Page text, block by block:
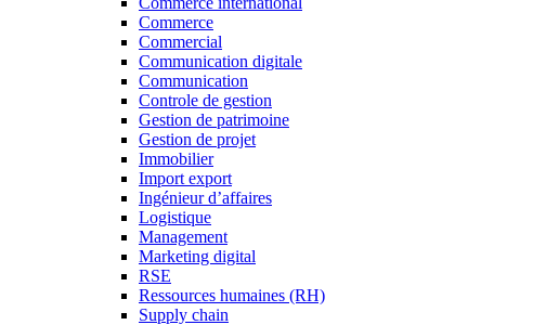
Commerce
Commercial
Communication digitale
Communication
Controle de gestion
Gestion de patrimoine
Gestion de projet
Immobilier
Import export
Ingénieur d’affaires
Logistique
Management
Marketing digital
RSE
Ressources humaines (RH)
Supply chain